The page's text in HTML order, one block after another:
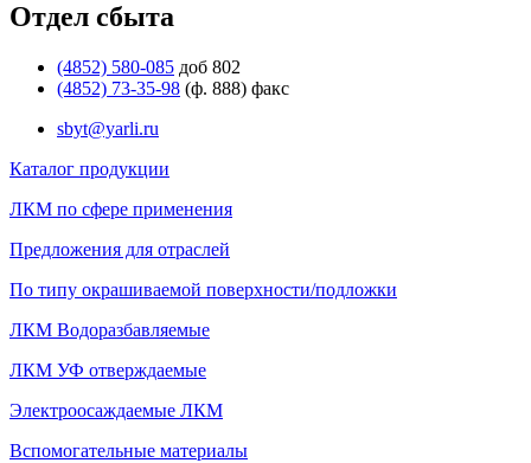
Отдел сбыта
(4852) 580-085 доб 802
(4852) 73-35-98 (ф. 888) факс
sbyt@yarli.ru
Каталог продукции
ЛКМ по сфере применения
Предложения для отраслей
По типу окрашиваемой поверхности/подложки
ЛКМ Водоразбавляемые
ЛКМ УФ отверждаемые
Электроосаждаемые ЛКМ
Вспомогательные материалы